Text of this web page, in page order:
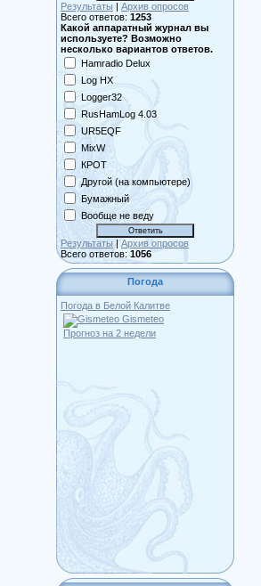
Результаты | Архив опросов
Всего ответов: 1253
Какой аппаратный журнал вы
используете? Возможно
несколько вариантов ответов.
Hamradio Delux
Log HX
Logger32
RusHamLog 4.03
UR5EQF
MixW
КРОТ
Другой (на компьютере)
Бумажный
Вообще не веду
Результаты | Архив опросов
Всего ответов: 1056
Погода
Погода в Белой Калитве
Gismeteo
Прогноз на 2 недели